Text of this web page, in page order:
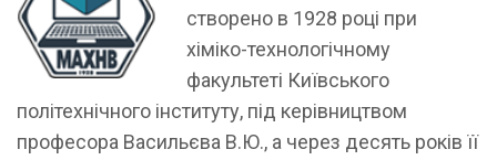
створено в 1928 році при
хіміко-технологічному
факультеті Київського
політехнічного інституту, під керівництвом
професора Васильєва В.Ю., а через десять років її